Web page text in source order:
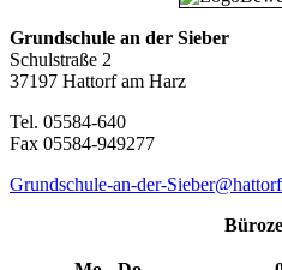
Grundschule an der Sieber
Schulstraße 2
37197 Hattorf am Harz
Tel. 05584-640
Fax 05584-949277
Grundschule-an-der-